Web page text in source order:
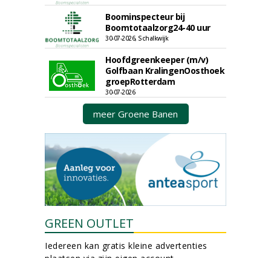
Boominspecteur bij
Boomtotaalzorg24-40 uur
30-07-2026, Schalkwijk
Hoofdgreenkeeper (m/v)
Golfbaan KralingenOosthoek
groepRotterdam
30-07-2026
meer Groene Banen
GREEN OUTLET
Iedereen kan gratis kleine advertenties